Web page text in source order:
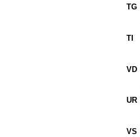
TG
TI
VD
UR
VS